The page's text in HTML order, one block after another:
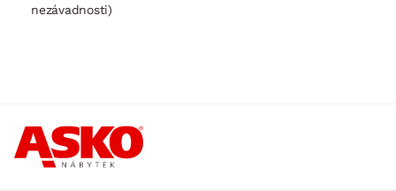
nezávadnosti)